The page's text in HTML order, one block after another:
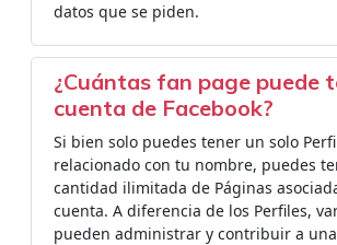
datos que se piden.
¿Cuántas fan page puede
cuenta de Facebook?
Si bien solo puedes tener un solo
relacionado con tu nombre, puedes
cantidad ilimitada de Páginas
cuenta. A diferencia de los Perfiles,
pueden administrar y contribuir a